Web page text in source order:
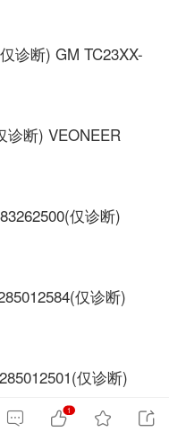
诊断) GM TC23XX-
诊断) VEONEER
仅诊断)
仅诊断)
仅诊断)
 1  